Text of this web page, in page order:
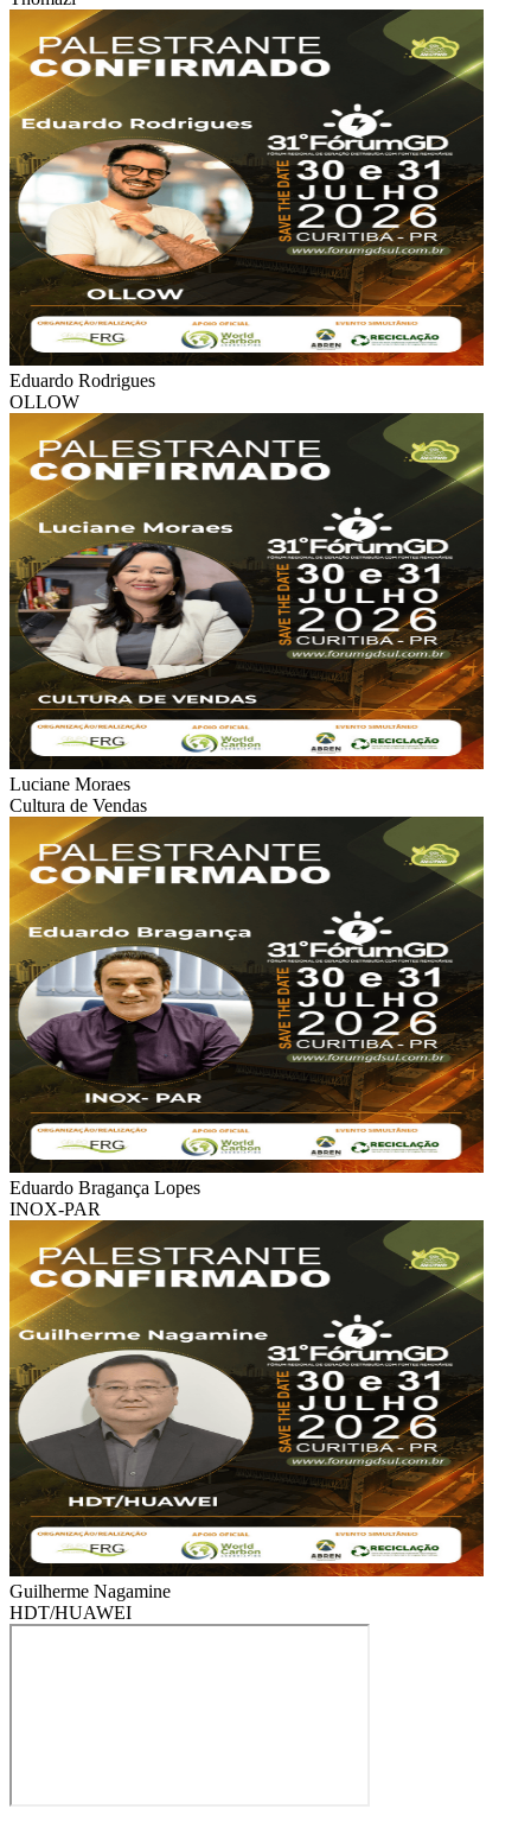
Eduardo Rodrigues
OLLOW
Luciane Moraes
Cultura de Vendas
Eduardo Bragança Lopes
INOX-PAR
Guilherme Nagamine
HDT/HUAWEI